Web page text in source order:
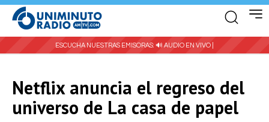
ESCUCHA NUESTRAS EMISORAS: 🔊 AUDIO EN VIVO |
Netflix anuncia el regreso del
universo de La casa de papel